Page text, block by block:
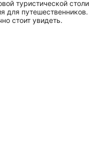
туристической
для
стоит увидеть.